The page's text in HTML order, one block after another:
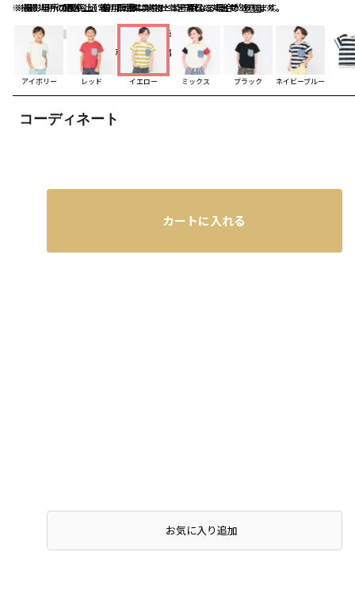
※撮影場所の関係上、着用画像は実物と若干異なる場合があります。
※撮影場所の関係上、着用画像は実物と若干異なる場合があります。
※撮影場所の関係上、着用画像は実物と若干異なる場合があります。
アイボリー レッド イエロー ミックス ブラック ネイビーブルー
コーディネート
配送：通常、ご注文より1～5営業日にて出荷 詳細
（4）レビューを見る
お気に入りアイテム登録者数 250 人
カートに入れる
お気に入り追加